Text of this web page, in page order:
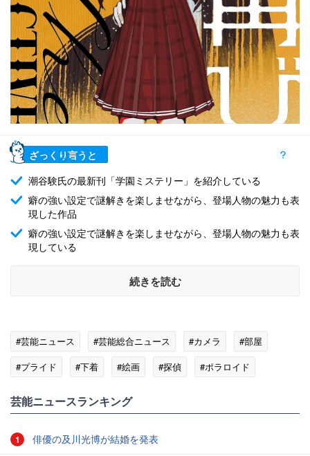
ざっくり言うと
潮谷験氏の最新刊「学園ミステリー」を紹介している
癖の強い設定で謎解きを楽しませながら、登場人物の魅力も表
現した作品
癖の強い設定で謎解きを楽しませながら、登場人物の魅力も表
現している
続きを読む
#芸能ニュース #芸能総合ニュース #カメラ
#部屋
#プライド
#下着 #絵画 #探偵
#ポラロイド
芸能ニュースランキング
1 俳優の及川光博が結婚を発表